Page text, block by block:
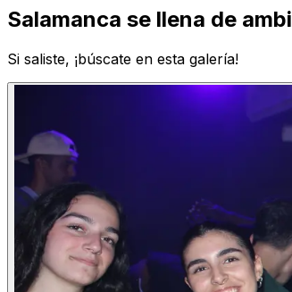
Salamanca se llena de
Si saliste, ¡búscate en esta galería!